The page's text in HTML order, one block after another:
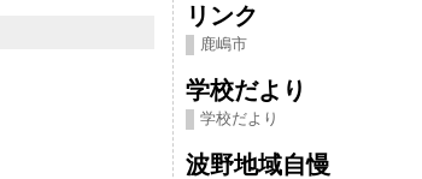
リンク
鹿嶋市
学校だより
学校だより
波野地域自慢